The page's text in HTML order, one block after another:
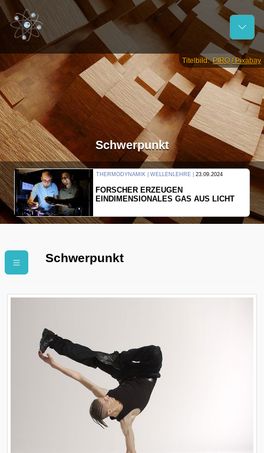
Titelbild:PIRO / Pixabay
Schwerpunkt
THERMODYNAMIK | WELLENLEHRE | 23.09.2024
FORSCHER ERZEUGEN
EINDIMENSIONALES GAS AUS LICHT
Schwerpunkt